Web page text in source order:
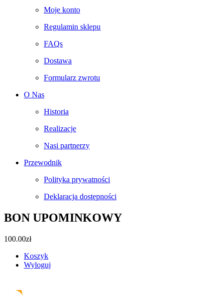
Moje konto
Regulamin sklepu
FAQs
Dostawa
Formularz zwrotu
O Nas
Historia
Realizacje
Nasi partnerzy
Przewodnik
Polityka prywatności
Deklaracja dostępności
BON UPOMINKOWY
100.00zł
Koszyk
Wyloguj